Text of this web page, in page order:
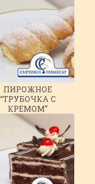
ПИРОЖНОЕ
“ТРУБОЧКА С
КРЕМОМ”